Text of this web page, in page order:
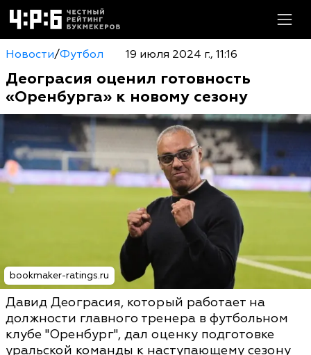
Новости/Футбол 19 июля 2024 г., 11:16
Деограсия оценил готовность
«Оренбурга» к новому сезону
bookmaker-ratings.ru
Давид Деограсия, который работает на
должности главного тренера в футбольном
клубе "Оренбург", дал оценку подготовке
уральской команды к наступающему сезону